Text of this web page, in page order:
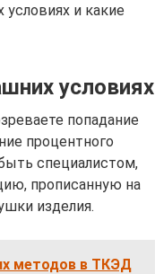
и какие
условиях
попадание
процентного
специалистом,
прописанную на
изделия.
методов в ТКЭД